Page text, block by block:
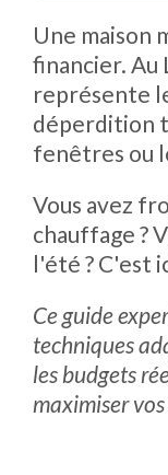
Une maison
financier. Au
représente
déperdition
fenêtres ou
Vous avez
chauffage ?
l'été ? C'est
Ce guide
techniques
les budgets
maximiser